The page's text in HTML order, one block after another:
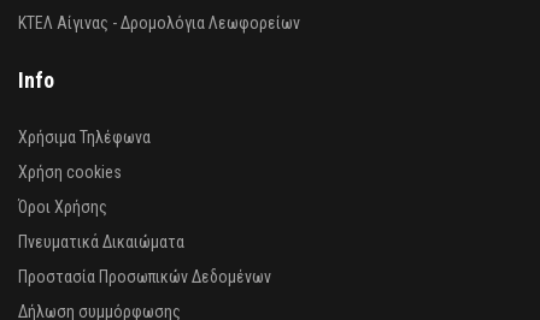
ΚΤΕΛ Αίγινας - Δρομολόγια Λεωφορείων
Info
Χρήσιμα Τηλέφωνα
Χρήση cookies
Όροι Χρήσης
Πνευματικά Δικαιώματα
Προστασία Προσωπικών Δεδομένων
Δήλωση συμμόρφωσης